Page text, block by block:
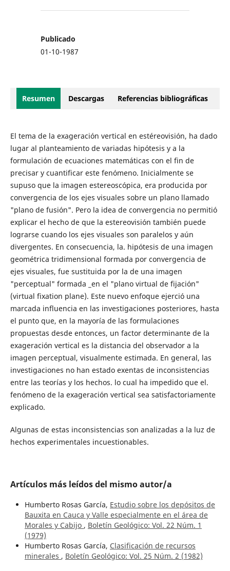
Publicado
01-10-1987
Resumen Descargas Referencias bibliográficas
El tema de la exageración vertical en estéreovisión, ha dado
lugar al planteamiento de variadas hipótesis y a la
formulación de ecuaciones matemáticas con el fin de
precisar y cuantificar este fenómeno. Inicialmente se
supuso que la imagen estereoscópica, era producida por
convergencia de los ejes visuales sobre un plano llamado
"plano de fusión". Pero la idea de convergencia no permitió
explicar el hecho de que la estereovisión también puede
lograrse cuando los ejes visuales son paralelos y aún
divergentes. En consecuencia, la. hipótesis de una imagen
geométrica tridimensional formada por convergencia de
ejes visuales, fue sustituida por la de una imagen
"perceptual" formada _en el "plano virtual de fijación"
(virtual fixation plane). Este nuevo enfoque ejerció una
marcada influencia en las investigaciones posteriores, hasta
el punto que, en la mayoría de las formulaciones
propuestas desde entonces, un factor determinante de la
exageración vertical es la distancia del observador a la
imagen perceptual, visualmente estimada. En general, las
investigaciones no han estado exentas de inconsistencias
entre las teorías y los hechos. lo cual ha impedido que el.
fenómeno de la exageración vertical sea satisfactoriamente
explicado.
Algunas de estas inconsistencias son analizadas a la luz de
hechos experimentales incuestionables.
Artículos más leídos del mismo autor/a
Humberto Rosas García, Estudio sobre los depósitos de
Bauxita en Cauca y Valle especialmente en el área de
Morales y Cabijo , Boletín Geológico: Vol. 22 Núm. 1
(1979)
Humberto Rosas García, Clasificación de recursos
minerales , Boletín Geológico: Vol. 25 Núm. 2 (1982)